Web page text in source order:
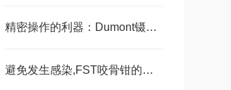
精密操作的利器：Dumont镊子在实验室中的应用
避免发生感染,FST咬骨钳的两种清洗方法